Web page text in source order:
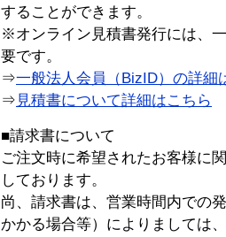
することができます。
※オンライン見積書発行には、
要です。
⇒一般法人会員（BizID）の詳細
⇒ 見積書について詳細はこちら
■請求書について
ご注文時に希望されたお客様に
しております。
尚、請求書は、営業時間内での
かかる場合等）によりましては